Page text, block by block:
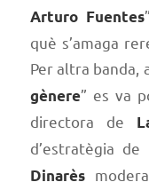
Arturo Fuentes
què s’amaga
Per altra banda,
gènere” es va
directora de
d’estratègia de
Dinarès